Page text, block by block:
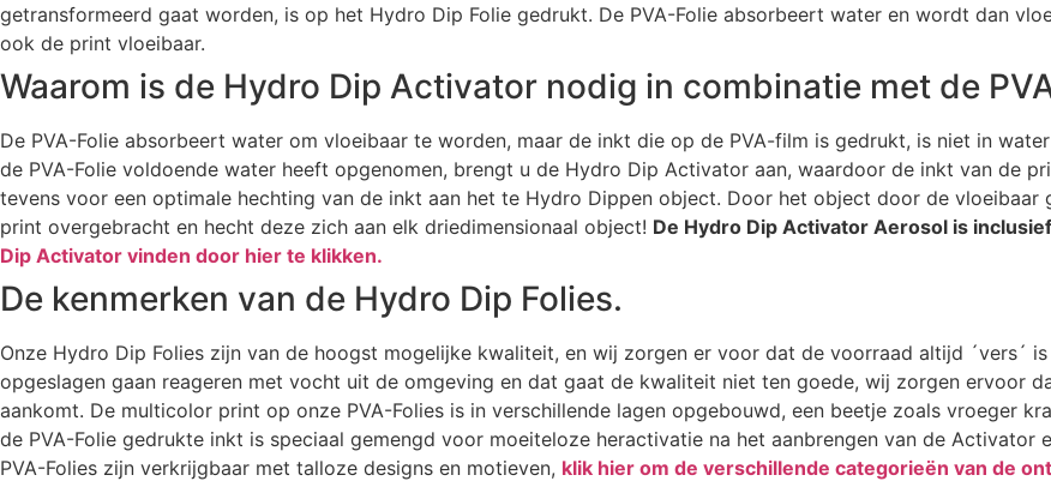
getransformeerd gaat worden, is op het Hydro Dip Folie gedrukt. De PVA-Folie absorbeert water en wordt dan
ook de print vloeibaar.
Waarom is de Hydro Dip Activator nodig in combinatie met de
De PVA-Folie absorbeert water om vloeibaar te worden, maar de inkt die op de PVA-film is gedrukt, is niet in
de PVA-Folie voldoende water heeft opgenomen, brengt u de Hydro Dip Activator aan, waardoor de inkt van de
tevens voor een optimale hechting van de inkt aan het te Hydro Dippen object. Door het object door de
print overgebracht en hecht deze zich aan elk driedimensionaal object! De Hydro Dip Activator Aerosol is
Dip Activator vinden door hier te klikken.
De kenmerken van de Hydro Dip Folies.
Onze Hydro Dip Folies zijn van de hoogst mogelijke kwaliteit, en wij zorgen er voor dat de voorraad altijd ´vers´
opgeslagen gaan reageren met vocht uit de omgeving en dat gaat de kwaliteit niet ten goede, wij zorgen ervoor
aankomt. De multicolor print op onze PVA-Folies is in verschillende lagen opgebouwd, een beetje zoals vroeger
de PVA-Folie gedrukte inkt is speciaal gemengd voor moeiteloze heractivatie na het aanbrengen van de
PVA-Folies zijn verkrijgbaar met talloze designs en motieven, klik hier om de verschillende categorieën van de